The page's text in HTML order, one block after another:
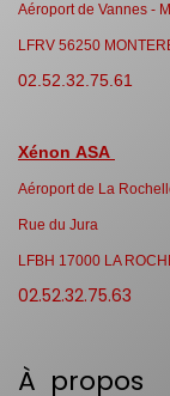
Aéroport de Vannes -
LFRV 56250
02.52.32.75.61
Xénon ASA
Aéroport de La
Rue du Jura
LFBH 17000 LA
02.52.32.75.63
À propos